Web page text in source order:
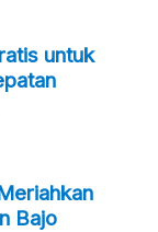
untuk
Bajo